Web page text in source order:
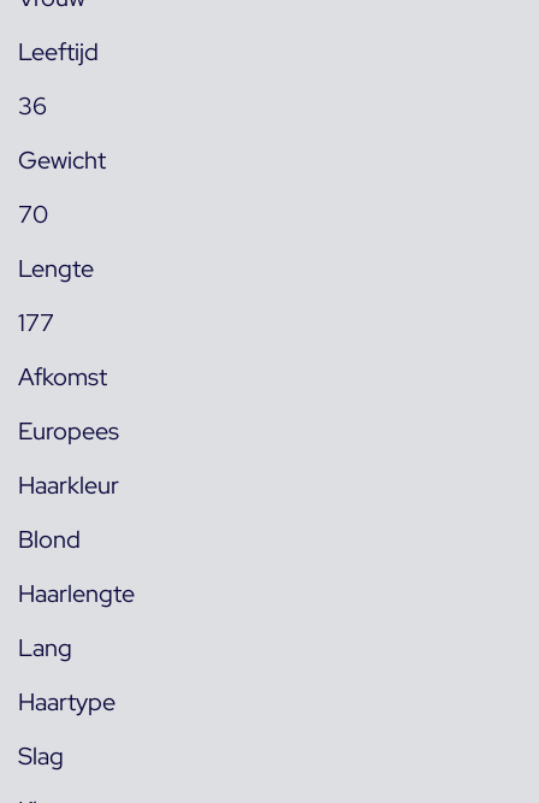
Leeftijd
36
Gewicht
70
Lengte
177
Afkomst
Europees
Haarkleur
Blond
Haarlengte
Lang
Haartype
Slag